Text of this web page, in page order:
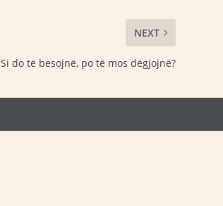
NEXT
Si do të besojnë, po të mos dëgjojnë?